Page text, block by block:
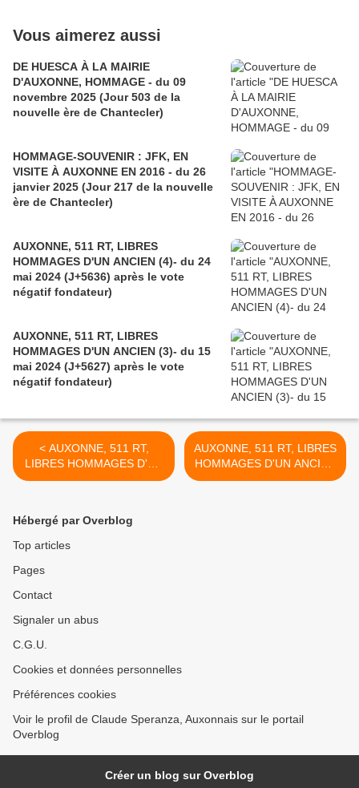
Vous aimerez aussi
DE HUESCA À LA MAIRIE
D'AUXONNE, HOMMAGE - du 09
novembre 2025 (Jour 503 de la
nouvelle ère de Chantecler)
HOMMAGE-SOUVENIR : JFK, EN
VISITE À AUXONNE EN 2016 - du 26
janvier 2025 (Jour 217 de la nouvelle
ère de Chantecler)
AUXONNE, 511 RT, LIBRES
HOMMAGES D'UN ANCIEN (4)- du 24
mai 2024 (J+5636) après le vote
négatif fondateur)
AUXONNE, 511 RT, LIBRES
HOMMAGES D'UN ANCIEN (3)- du 15
mai 2024 (J+5627) après le vote
négatif fondateur)
< AUXONNE, 511 RT,
LIBRES HOMMAGES D'UN
ANCIEN (1)- du 07 mai
AUXONNE, 511 RT, LIBRES
HOMMAGES D'UN ANCIEN
(3)- du 15 mai 2024
Hébergé par Overblog
Top articles
Pages
Contact
Signaler un abus
C.G.U.
Cookies et données personnelles
Préférences cookies
Voir le profil de Claude Speranza, Auxonnais sur le portail
Overblog
Créer un blog sur Overblog